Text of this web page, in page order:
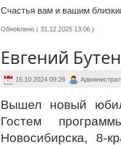
Счастья вам и вашим
Обновлено ( 31.12.2025 13:06 )
Евгений
15.10.2024 09:26
Вышел новый
Гостем
Новосибирска, 8-